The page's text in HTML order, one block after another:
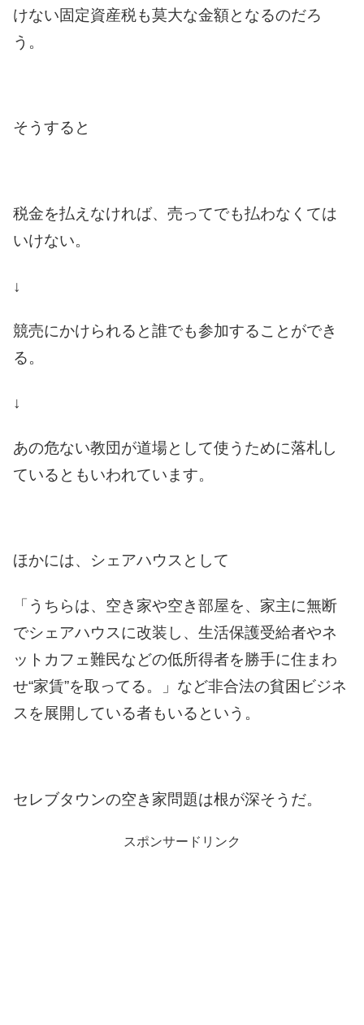
けない固定資産税も莫大な金額となるのだろ
う。
そうすると
税金を払えなければ、売ってでも払わなくては
いけない。
↓
競売にかけられると誰でも参加することができ
る。
↓
あの危ない教団が道場として使うために落札し
ているともいわれています。
ほかには、シェアハウスとして
「うちらは、空き家や空き部屋を、家主に無断
でシェアハウスに改装し、生活保護受給者やネ
ットカフェ難民などの低所得者を勝手に住まわ
せ“家賃”を取ってる。」など非合法の貧困ビジネ
スを展開している者もいるという。
セレブタウンの空き家問題は根が深そうだ。
スポンサードリンク